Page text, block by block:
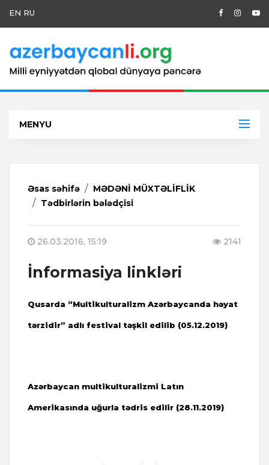
EN RU
MENYU
Əsas səhifə
MƏDƏNİ MÜXTƏLİFLİK
Tədbirlərin bələdçisi
26.03.2016, 15:19 2141
İnformasiya linkləri
Qusarda “Multikulturalizm Azərbaycanda həyat
tərzidir” adlı festival təşkil edilib (05.12.2019)
Azərbaycan multikulturalizmi Latın
Amerikasında uğurla tədris edilir (28.11.2019)